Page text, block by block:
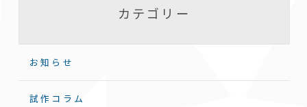
カテゴリー
お知らせ
試作コラム